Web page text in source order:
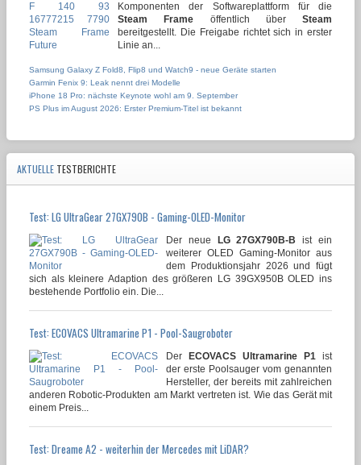
Komponenten der Softwareplattform für die
Steam Frame öffentlich über Steam
bereitgestellt. Die Freigabe richtet sich in erster
Linie an...
Samsung Galaxy Z Fold8, Flip8 und Watch9 - neue Geräte starten
Garmin Fenix 9: Leak nennt drei Modelle
iPhone 18 Pro: nächste Keynote wohl am 9. September
PS Plus im August 2026: Erster Premium-Titel ist bekannt
AKTUELLE TESTBERICHTE
Test: LG UltraGear 27GX790B - Gaming-OLED-Monitor
Der neue LG 27GX790B-B
ist ein
weiterer OLED Gaming-Monitor aus
dem Produktionsjahr 2026 und fügt
sich als kleinere Adaption des größeren LG 39GX950B OLED ins
bestehende Portfolio ein. Die...
Test: ECOVACS Ultramarine P1 - Pool-Saugroboter
Der ECOVACS Ultramarine P1 ist
der erste Poolsauger vom genannten
Hersteller, der bereits mit zahlreichen
anderen Robotic-Produkten am Markt vertreten ist. Wie das Gerät mit
einem Preis...
Test: Dreame A2 - weiterhin der Mercedes mit LiDAR?